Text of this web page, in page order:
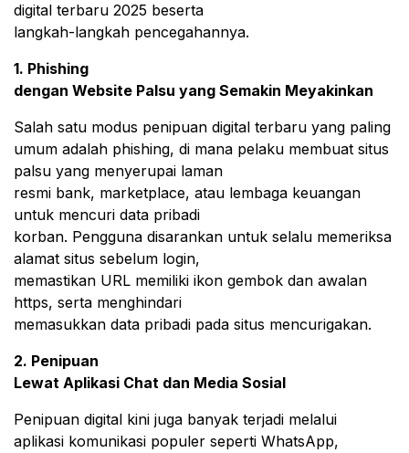
digital terbaru 2025 beserta
langkah-langkah pencegahannya.
1. Phishing
dengan Website Palsu yang Semakin Meyakinkan
Salah satu modus penipuan digital terbaru yang paling
umum adalah phishing, di mana pelaku membuat situs
palsu yang menyerupai laman
resmi bank, marketplace, atau lembaga keuangan
untuk mencuri data pribadi
korban. Pengguna disarankan untuk selalu memeriksa
alamat situs sebelum login,
memastikan URL memiliki ikon gembok dan awalan
https, serta menghindari
memasukkan data pribadi pada situs mencurigakan.
2. Penipuan
Lewat Aplikasi Chat dan Media Sosial
Penipuan digital kini juga banyak terjadi melalui
aplikasi komunikasi populer seperti WhatsApp,